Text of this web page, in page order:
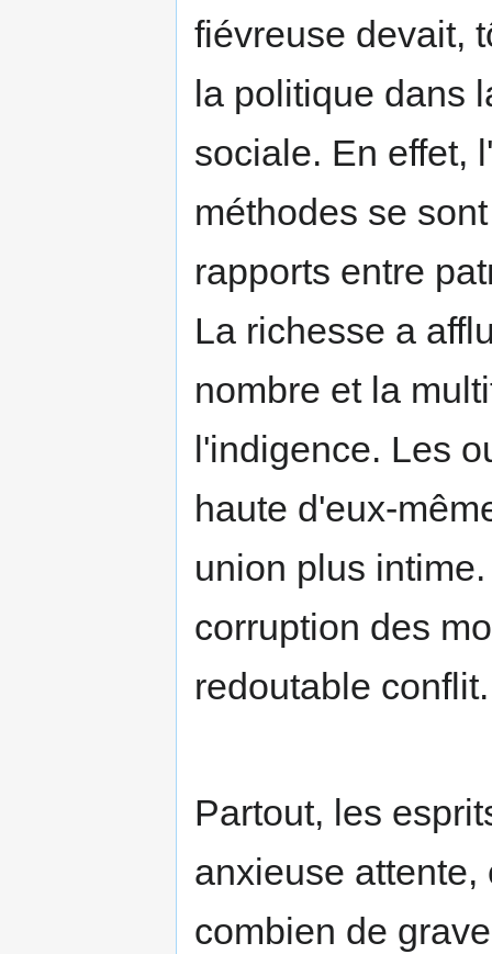
fiévreuse devait,
la politique dans
sociale. En effet,
méthodes se
rapports entre
La richesse a
nombre et la
l'indigence. Les
haute d'eux-
union plus
corruption des
redoutable conflit.
Partout, les
anxieuse attente,
combien de